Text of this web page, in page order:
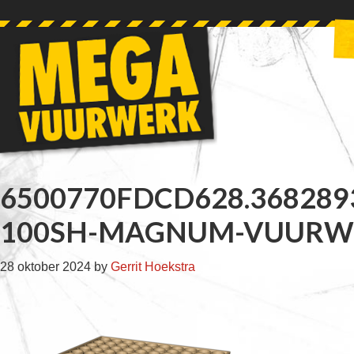
primary
navigation
main
content
primary
sidebar
footer
100SH-MAGNUM-
28 oktober 2024 by Gerrit Hoekstra